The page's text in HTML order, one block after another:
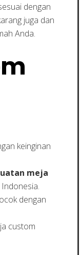
dengan
juga dan
Anda.
keinginan
meja
dengan
custom